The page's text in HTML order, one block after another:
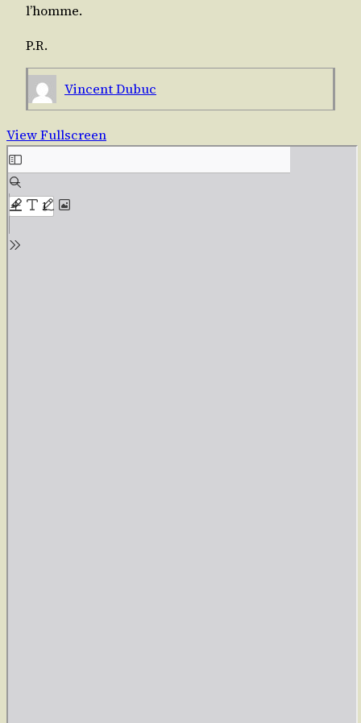
l’homme.
P.R.
Vincent Dubuc
View Fullscreen